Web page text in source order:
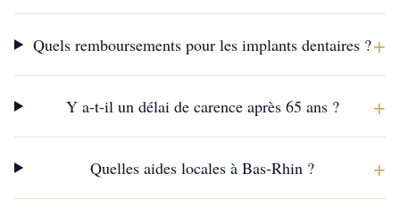
Quels remboursements pour les implants dentaires ?+
Y a-t-il un délai de carence après 65 ans ? +
Quelles aides locales à Bas-Rhin ? +